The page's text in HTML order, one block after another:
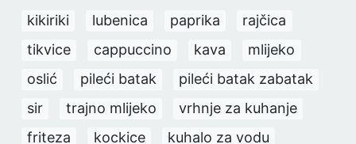
kikiriki lubenica paprika
rajčica
tikvice
cappuccino kava
mlijeko
oslić
pileći batak
pileći batak zabatak
sir
trajno mlijeko
vrhnje za kuhanje
friteza
kockice
kuhalo za vodu